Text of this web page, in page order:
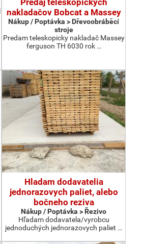
Predaj teleskopických
nakladačov Bobcat a Massey
Nákup / Poptávka > Dřevoobráběcí
stroje
Predam teleskopicky nakladač Massey
ferguson TH 6030 rok …
Hladam dodavatelia
jednorazovych paliet, alebo
bočneho reziva
Nákup / Poptávka > Řezivo
Hľadam dodavatela/vyrobcu
jednoduchých jednorazovych paliet …